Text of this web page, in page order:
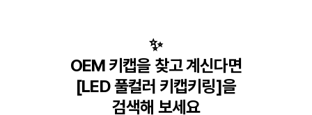
✨
OEM 키캡을 찾고 계신다면
[LED 풀컬러 키캡키링]을
검색해 보세요